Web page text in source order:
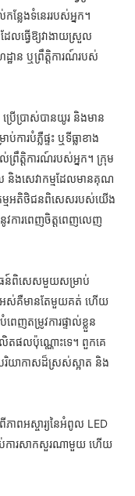
ន្លែងទំនេររបស់អ្នក។
លធ្វើឱ្យវាងាយស្រួល
ដ្ឋាន ឬព្រឹត្តិការណ៍របស់
រើប្រាស់បានយូរ និងមាន
ការបំភ្លឺផ្ទះ ឬទីធ្លាខាង
ព្រឹត្តិការណ៍របស់អ្នក។ ក្រុម
និងសេវាកម្មដែលមានគុណ
ម្មអតិថិជនពិសេសរបស់យើង
វការពេញចិត្តពេញលេញ
ធន៍ពិសេសមួយសម្រាប់
អស់គឺមានតែមួយគត់ ហើយ
ញតម្រូវការផ្ទាល់ខ្លួន
តផលប៉ុណ្ណោះទេ។ ពួកគេ
យាកាសដ៏ស្រស់ស្អាត និង
ាពអស្ចារ្យនៃអំពូល LED
ប់ការសាកសួរណាមួយ ហើយ